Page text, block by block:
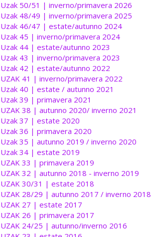
Uzak 50/51 | inverno/primavera 2026
Uzak 48/49 | inverno/primavera 2025
Uzak 46/47 | estate/autunno 2024
Uzak 45 | inverno/primavera 2024
Uzak 44 | estate/autunno 2023
Uzak 43 | inverno/primavera 2023
Uzak 42 | estate/autunno 2022
UZAK 41 | inverno/primavera 2022
Uzak 40 | estate / autunno 2021
Uzak 39 | primavera 2021
UZAK 38 | autunno 2020/ inverno 2021
Uzak 37 | estate 2020
Uzak 36 | primavera 2020
Uzak 35 | autunno 2019 / inverno 2020
Uzak 34 | estate 2019
UZAK 33 | primavera 2019
UZAK 32 | autunno 2018 - inverno 2019
UZAK 30/31 | estate 2018
UZAK 28/29 | autunno 2017 / inverno 2018
UZAK 27 | estate 2017
UZAK 26 | primavera 2017
UZAK 24/25 | autunno/inverno 2016